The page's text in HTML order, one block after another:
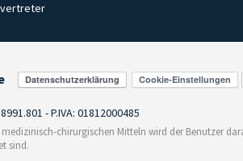
Cookie-Einstellungen
- P.IVA: 01812000485
chirurgischen Mitteln wird der Benutzer
sind.